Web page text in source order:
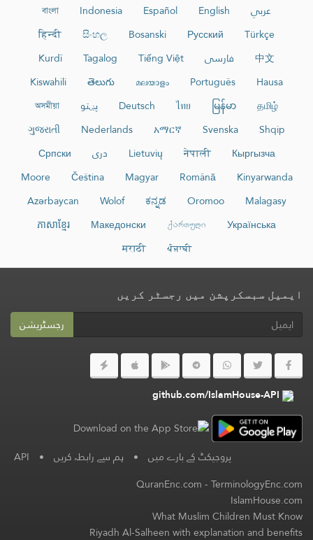
عربي English
Español
Indonesia
বাংলা
Türkçe
Русский
Bosanski
සිංහල
हिन्दी
中文
فارسی Tiếng Việt
Tagalog
Kurdî
Hausa
Português
മലയാളം
తెలుగు
Kiswahili
தமிழ்
မြန်မာ
ไทย
Deutsch پښتو
অসমীয়া
Shqip
Svenska
አማርኛ
Nederlands
ગુજરાતી
Кыргызча
नेपाली
Lietuvių دری
Српски
Kinyarwanda
Română
Magyar
Čeština
Moore
Malagasy
Oromoo
ಕನ್ನಡ
Wolof
Azərbaycan
Українська
ქართული
Македонски
ភាសាខ្មែរ
ਪੰਜਾਬੀ
मराठी
ایمیل سبسکرپشن میں رجسٹر کریں
رجسٹریشن
github.com/IslamHouse-API
پروجیکٹ کے بارے میں • ہم سے رابطہ کریں •
API
QuranEnc.com-TerminologyEnc.com
IslamHouse.com
What Muslim Children Must Know
Riyadh Al-Salheen with explanation and benefits